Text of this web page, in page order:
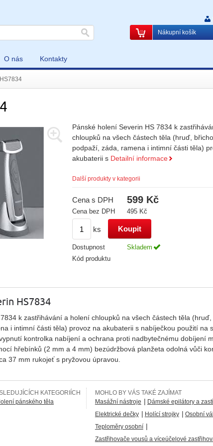
O nás Kontakty
Nákupní košík
Pánské holení Severin HS 7834 k
chloupků na všech částech těla (hruď,
podpaží, záda, ramena i intimní části těla)
akubaterii s Detailní informace
Další produkty v kategorii
Cena s DPH 599 Kč
Cena bez DPH 495 Kč
ks
Dostupnost
Skladem
Kód produktu
HS7834
k zastřihávání a holení chloupků na všech částech těla (hruď,
i intimní části těla) provoz na akubaterii s nabíječkou použití na
kontrolka nabíjení a ochrana proti nadbytečnému dobíjení
hřebínků (2 mm a 4 mm) bezúdržbová planžeta odolná vůči
37 mm rukojeť s pryžovou úpravou.
KATEGORIÍCH
pánského těla
MOHLO BY VÁS TAKÉ ZAJÍMAT
Masážní nástroje | Dámské epilátory a
Elektrické dečky | Holící strojky | Osobní
Teploměry osobní |
Zastřihovače vousů a víceúčelové